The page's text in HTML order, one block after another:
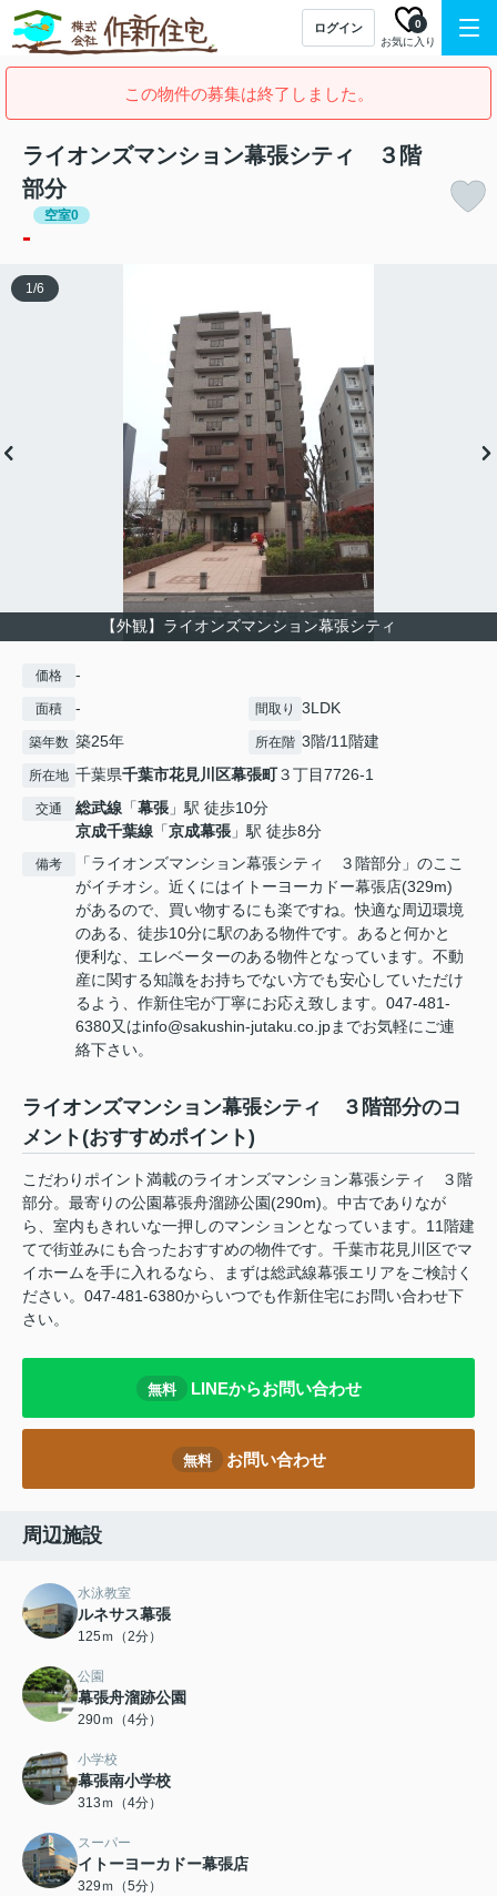
ログイン
お気に入り
0
この物件の募集は終了しました。
ライオンズマンション幕張シティ ３階
部分
空室0
-
【外観】ライオンズマンション幕張シティ
1/6
価格 -
面積 - 間取り 3LDK
築年数 築25年 所在階 3階/11階建
所在地 千葉県千葉市花見川区幕張町３丁目7726-1
交通 総武線 「幕張 」駅 徒歩10分
京成千葉線 「京成幕張 」駅 徒歩8分
備考
「ライオンズマンション幕張シティ ３階部分」のここ
がイチオシ。近くにはイトーヨーカドー幕張店(329m)
があるので、買い物するにも楽ですね。快適な周辺環境
のある、徒歩10分に駅のある物件です。あると何かと
便利な、エレベーターのある物件となっています。不動
産に関する知識をお持ちでない方でも安心していただけ
るよう、作新住宅が丁寧にお応え致します。047-481-
6380又はinfo@sakushin-jutaku.co.jpまでお気軽にご連
絡下さい。
ライオンズマンション幕張シティ ３階部分のコ
メント(おすすめポイント)
こだわりポイント満載のライオンズマンション幕張シティ ３階
部分。最寄りの公園幕張舟溜跡公園(290m)。中古でありなが
ら、室内もきれいな一押しのマンションとなっています。11階建
てで街並みにも合ったおすすめの物件です。千葉市花見川区でマ
イホームを手に入れるなら、まずは総武線幕張エリアをご検討く
ださい。047-481-6380からいつでも作新住宅にお問い合わせ下
さい。
無料 LINEからお問い合わせ
無料 お問い合わせ
周辺施設
水泳教室
ルネサス幕張
125ｍ（2分）
公園
幕張舟溜跡公園
290ｍ（4分）
小学校
幕張南小学校
313ｍ（4分）
スーパー
イトーヨーカドー幕張店
329ｍ（5分）